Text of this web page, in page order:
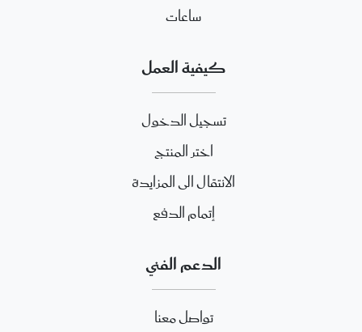
ساعات
كيفية العمل
تسجيل الدخول
اختر المنتج
الانتقال الى المزايدة
إتمام الدفع
الدعم الفني
تواصل معنا